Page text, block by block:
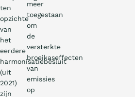
ten
opzichte
van
het
eerdere
harmonisatiebesluit
(uit
2021)
zijn
meer
toegestaan
om
de
versterkte
broeikaseffecten
van
emissies
op